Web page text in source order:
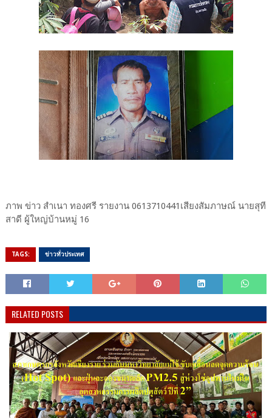
ภาพ ข่าว สำเนา ทองศรี รายงาน 0613710441เสียงสัมภาษณ์ นายสุที
สาดี ผู้ใหญ่บ้านหมู่ 16
TAGS: ข่าวทั่วประเทศ
RELATED POSTS